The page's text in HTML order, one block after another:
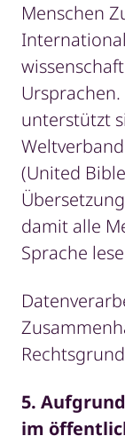
Menschen
unterstützt
(United
damit alle
Sprache
5.
im